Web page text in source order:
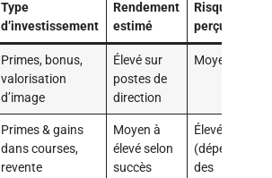
Type
d’investissement
Rendement
estimé
Risque
perçu
Primes, bonus,
valorisation
d’image
Élevé sur
postes de
direction
Moyen
Primes & gains
dans courses,
revente
Moyen à
élevé selon
succès
Élevé
(dépend
des